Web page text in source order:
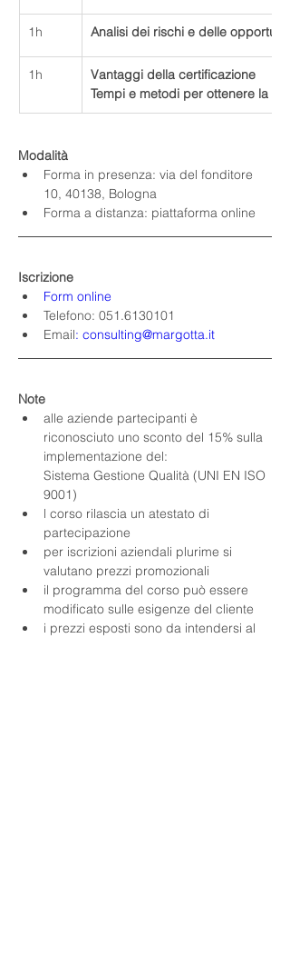
1h Analisi dei rischi e delle opportunità
1h
Vantaggi della certificazione
Tempi e metodi per ottenere la
Modalità
Forma in presenza: via del fonditore
10, 40138, Bologna
Forma a distanza: piattaforma online
Iscrizione
Form online
Telefono: 051.6130101
Email: consulting@margotta.it
Note
alle aziende partecipanti è
riconosciuto uno sconto del 15% sulla
implementazione del:
Sistema Gestione Qualità (UNI EN ISO
9001)
l corso rilascia un atestato di
partecipazione
per iscrizioni aziendali plurime si
valutano prezzi promozionali
il programma del corso può essere
modificato sulle esigenze del cliente
i prezzi esposti sono da intendersi al